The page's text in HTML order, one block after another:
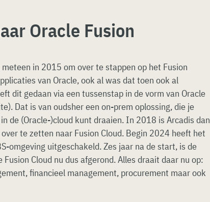
Oracle Fusion
in 2015 om over te stappen op het Fusion
van Oracle, ook al was dat toen ook al
dit gedaan via een tussenstap in de vorm van Oracle
Dat is van oudsher een on-prem oplossing, die je
de (Oracle-)cloud kunt draaien. In 2018 is Arcadis dan
te zetten naar Fusion Cloud. Begin 2024 heeft het
omgeving uitgeschakeld. Zes jaar na de start, is de
Cloud nu dus afgerond. Alles draait daar nu op:
financieel management, procurement maar ook